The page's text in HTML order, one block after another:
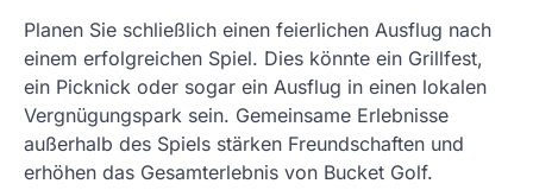
Planen Sie schließlich einen feierlichen Ausflug nach
einem erfolgreichen Spiel. Dies könnte ein Grillfest,
ein Picknick oder sogar ein Ausflug in einen lokalen
Vergnügungspark sein. Gemeinsame Erlebnisse
außerhalb des Spiels stärken Freundschaften und
erhöhen das Gesamterlebnis von Bucket Golf.